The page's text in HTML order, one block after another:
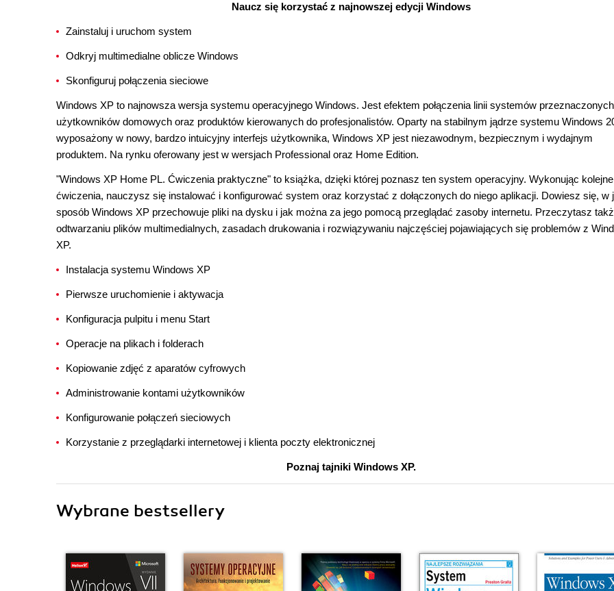
Naucz się korzystać z najnowszej edycji Windows
Zainstaluj i uruchom system
Odkryj multimedialne oblicze Windows
Skonfiguruj połączenia sieciowe
Windows XP to najnowsza wersja systemu operacyjnego Windows. Jest efektem połączenia linii systemów
użytkowników domowych oraz produktów kierowanych do profesjonalistów. Oparty na stabilnym jądrze systemu Windows
wyposażony w nowy, bardzo intuicyjny interfejs użytkownika, Windows XP jest niezawodnym, bezpiecznym i wydajnym
produktem. Na rynku oferowany jest w wersjach Professional oraz Home Edition.
"Windows XP Home PL. Ćwiczenia praktyczne" to książka, dzięki której poznasz ten system operacyjny. Wykonując kolejne
ćwiczenia, nauczysz się instalować i konfigurować system oraz korzystać z dołączonych do niego aplikacji. Dowiesz się, w
sposób Windows XP przechowuje pliki na dysku i jak można za jego pomocą przeglądać zasoby internetu. Przeczytasz
odtwarzaniu plików multimedialnych, zasadach drukowania i rozwiązywaniu najczęściej pojawiających się problemów z
XP.
Instalacja systemu Windows XP
Pierwsze uruchomienie i aktywacja
Konfiguracja pulpitu i menu Start
Operacje na plikach i folderach
Kopiowanie zdjęć z aparatów cyfrowych
Administrowanie kontami użytkowników
Konfigurowanie połączeń sieciowych
Korzystanie z przeglądarki internetowej i klienta poczty elektronicznej
Poznaj tajniki Windows XP.
Wybrane bestsellery